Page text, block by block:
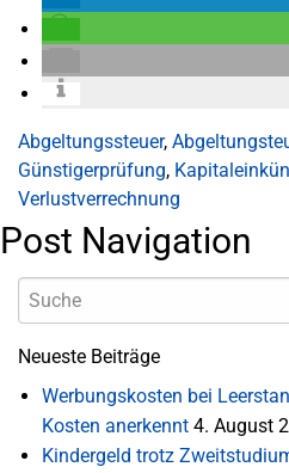
Abgeltungssteuer,
Günstigerprüfung,
Verlustverrechnung
Post Navigation
Neueste Beiträge
Werbungskosten bei
Kosten anerkennt 4. August
Kindergeld trotz